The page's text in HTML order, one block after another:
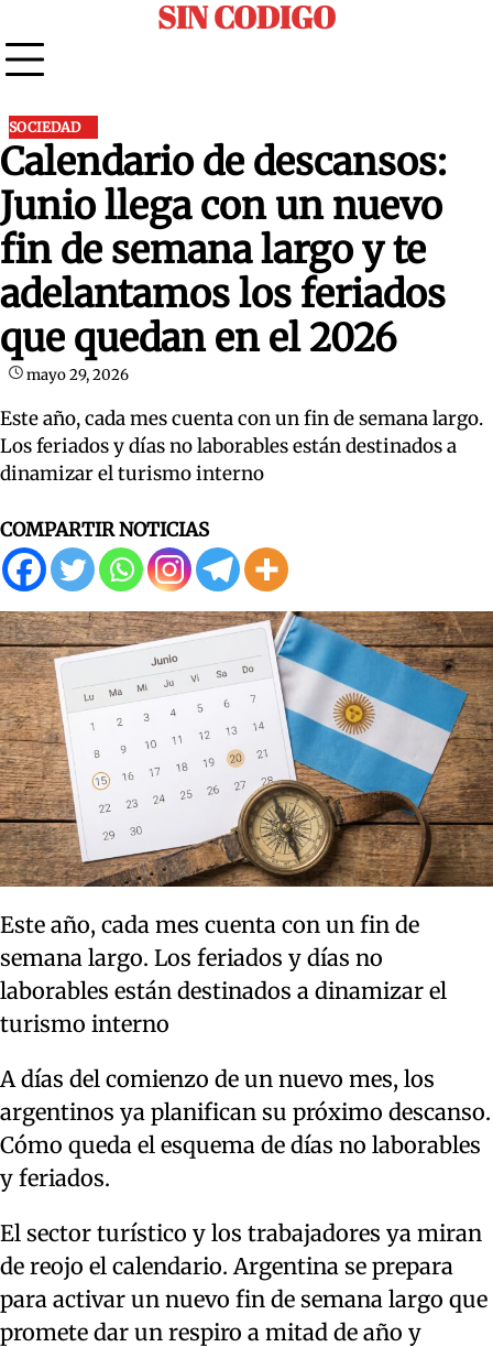
to
content
SIN CODIGO
SOCIEDAD
Calendario de descansos:
Junio llega con un nuevo
fin de semana largo y te
adelantamos los feriados
que quedan en el 2026
mayo 29, 2026
Este año, cada mes cuenta con un fin de semana largo.
Los feriados y días no laborables están destinados a
dinamizar el turismo interno
COMPARTIR NOTICIAS
Este año, cada mes cuenta con un fin de
semana largo. Los feriados y días no
laborables están destinados a dinamizar el
turismo interno
A días del comienzo de un nuevo mes, los
argentinos ya planifican su próximo descanso.
Cómo queda el esquema de días no laborables
y feriados.
El sector turístico y los trabajadores ya miran
de reojo el calendario. Argentina se prepara
para activar un nuevo fin de semana largo que
promete dar un respiro a mitad de año y